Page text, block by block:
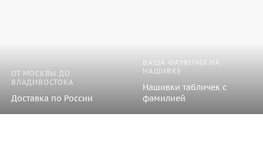
ОТ МОСКВЫ ДО
ВЛАДИВОСТОКА
Доставка по России
ВАША ФАМИЛИЯ НА
НАШИВКЕ
Нашивки табличек с
фамилией